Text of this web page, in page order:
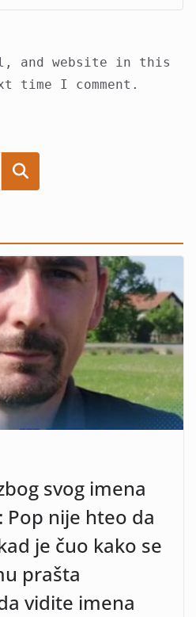
and website in this
time I comment.
Search
svog imena
Pop nije hteo da
je čuo kako se
prašta
vidite imena